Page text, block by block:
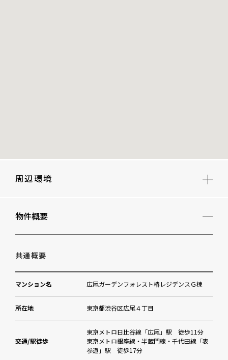
周辺環境
広尾中学校
若葉会幼稚園
日本赤十字社医療センター（内科等）
成城石井西麻布店
物件概要
共通概要
マンション名 広尾ガーデンフォレスト椿レジデンスＧ棟
所在地 東京都渋谷区広尾４丁目
交通/駅徒歩
東京メトロ日比谷線「広尾」駅 徒歩11分
東京メトロ銀座線・半蔵門線・千代田線「表
参道」駅 徒歩17分